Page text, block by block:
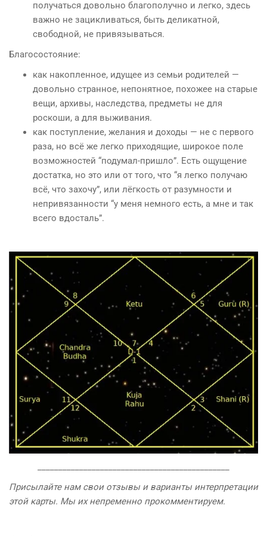
получаться довольно благополучно и легко, здесь
важно не зацикливаться, быть деликатной,
свободной, не привязываться.
Благосостояние:
как накопленное, идущее из семьи родителей —
довольно странное, непонятное, похожее на старые
вещи, архивы, наследства, предметы не для
роскоши, а для выживания.
как поступление, желания и доходы — не с первого
раза, но всё же легко приходящие, широкое поле
возможностей “подумал-пришло”. Есть ощущение
достатка, но это или от того, что “я легко получаю
всё, что захочу”, или лёгкость от разумности и
непривязанности “у меня немного есть, а мне и так
всего вдосталь”.
Присылайте нам свои отзывы и варианты интерпретации
этой карты. Мы их непременно прокомментируем.